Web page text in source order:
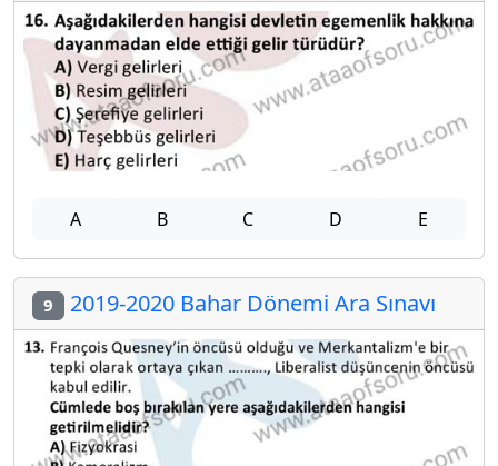
A B C D E
9 2019-2020 Bahar Dönemi Ara Sınavı